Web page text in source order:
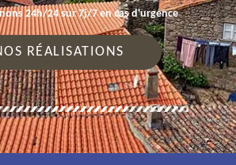
24h/24 sur 7j/7 en cas d'urgence
RÉALISATIONS